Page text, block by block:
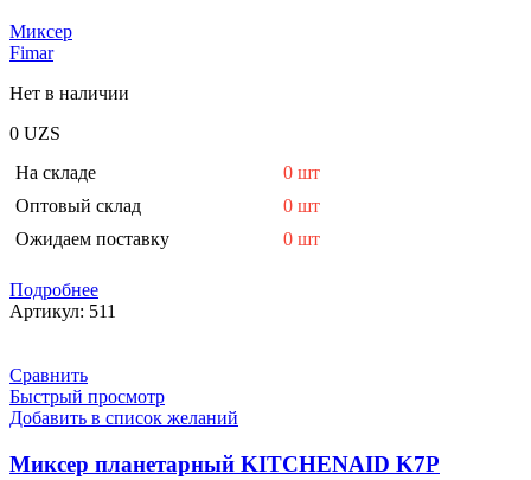
Миксер
Fimar
Нет в наличии
0 UZS
На складе
0 шт
Оптовый склад
0 шт
Ожидаем поставку
0 шт
Подробнее
Артикул: 511
Сравнить
Быстрый просмотр
Добавить в список желаний
Миксер планетарный KITCHENAID K7Р